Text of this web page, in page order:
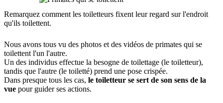
Remarquez comment les toiletteurs fixent leur regard sur l'endroit
qu'ils toilettent.
Nous avons tous vu des photos et des vidéos de primates qui se
toilettent l'un l'autre.
Un des individus effectue la besogne de toilettage (le toiletteur),
tandis que l'autre (le toiletté) prend une pose crispée.
Dans presque tous les cas, le toiletteur se sert de son sens de la
vue pour guider ses actions.